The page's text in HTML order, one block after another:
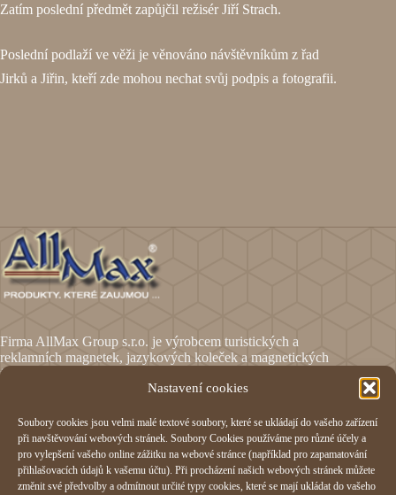
Nastavení cookies
Soubory cookies jsou velmi malé textové soubory, které se ukládají do vašeho zařízení
při navštěvování webových stránek. Soubory Cookies používáme pro různé účely a
pro vylepšení vašeho online zážitku na webové stránce (například pro zapamatování
přihlašovacích údajů k vašemu účtu). Při procházení našich webových stránek můžete
změnit své předvolby a odmítnout určité typy cookies, které se mají ukládat do vašeho
Zatím poslední předmět zapůjčil režisér Jiří Strach.
Poslední podlaží ve věži je věnováno návštěvníkům z řad
Jirků a Jiřin, kteří zde mohou nechat svůj podpis a fotografii.
Firma AllMax Group s.r.o. je výrobcem turistických a
reklamních magnetek, jazykových koleček a magnetických
fólií.
Informace
Obchodní podmínky
Reklamační formulář